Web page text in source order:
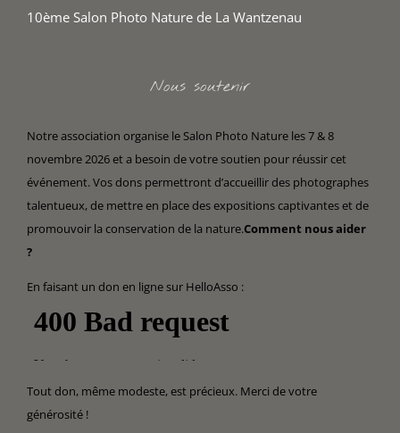
10ème Salon Photo Nature de La Wantzenau
Nous soutenir
Notre association organise le Salon Photo Nature les 7 & 8
novembre 2026 et a besoin de votre soutien pour réussir cet
événement. Vos dons permettront d’accueillir des photographes
talentueux, de mettre en place des expositions captivantes et de
promouvoir la conservation de la nature.Comment nous aider
?
En faisant un don en ligne sur HelloAsso :
Tout don, même modeste, est précieux. Merci de votre
générosité !